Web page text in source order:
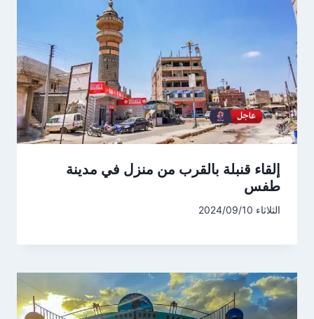
إلقاء قنبلة بالقرب من منزل في مدينة
طفس
الثلاثاء 2024/09/10